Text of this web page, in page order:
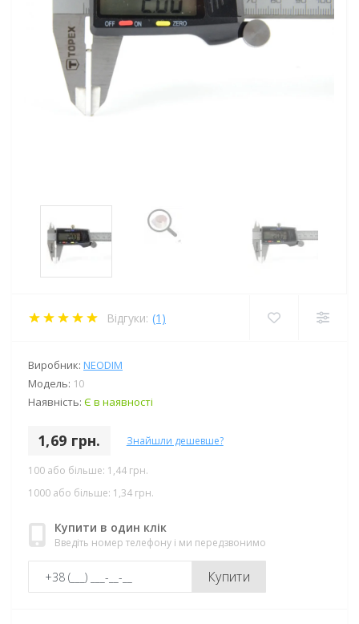
Відгуки: (1)
Виробник: NEODIM
Модель: 10
Наявність: Є в наявності
1,69 грн. Знайшли дешевше?
100 або більше: 1,44 грн.
1000 або більше: 1,34 грн.
Купити в один клік
Введіть номер телефону і ми передзвонимо
Купити